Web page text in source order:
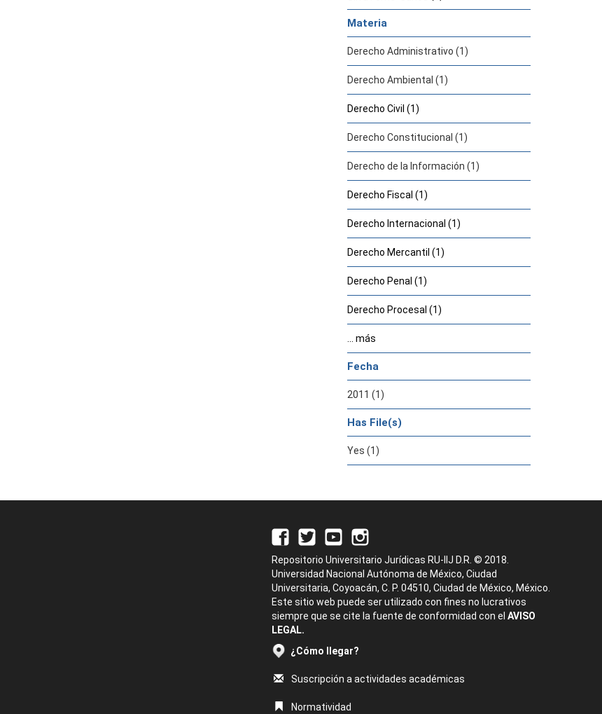
Materia
Derecho Administrativo (1)
Derecho Ambiental (1)
Derecho Civil (1)
Derecho Constitucional (1)
Derecho de la Información (1)
Derecho Fiscal (1)
Derecho Internacional (1)
Derecho Mercantil (1)
Derecho Penal (1)
Derecho Procesal (1)
... más
Fecha
2011 (1)
Has File(s)
Yes (1)
Repositorio Universitario Jurídicas RU-IIJ D.R. © 2018.
Universidad Nacional Autónoma de México, Ciudad
Universitaria, Coyoacán, C. P. 04510, Ciudad de México, México.
Este sitio web puede ser utilizado con fines no lucrativos
siempre que se cite la fuente de conformidad con el AVISO
LEGAL.
¿Cómo llegar?
Suscripción a actividades académicas
Normatividad